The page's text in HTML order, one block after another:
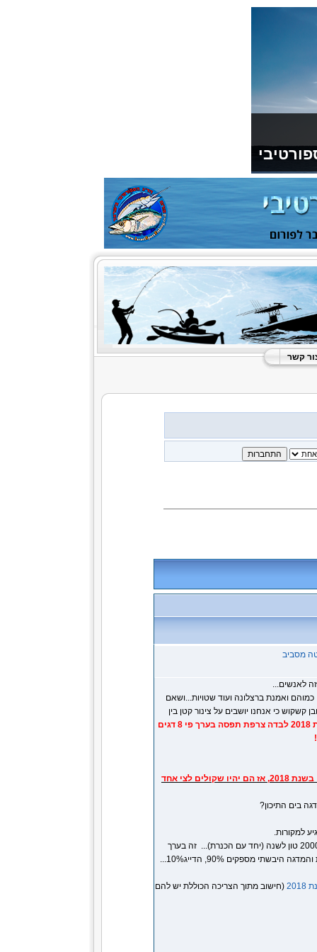
קשר
מסביב
לאנשים...
כמוהם ואמנת ברצלונה ועוד שטויות...ושאם
קשקוש כי אנחנו יושבים על צינור קטן בין
בשנת 2018 לבדה צרפת תפסה בערך פי 8 דגים
אם דייגי הפנאי בישראל ידוגו במשך 16,000 שנים בקצב שהם דגו בו בשנת 2018, אז הם יהיו שקולים לצי אחד
בים התיכון?
למקורות.
אז ככה: כל הדייג המסחרי בארץ עד כמה שאני יודע מוערך היום בפחות מ-2000 טון לשנה (יחד עם הכנרת)... זה בערך
מ-10% ממה שהשוק מספק מספק בצריכה עצמית, כלומר החקלאות הימית והמדגה היבשתי מספקים 90%, הדייג10%...
(חישוב מתוך הצריכה הכוללת יש להם